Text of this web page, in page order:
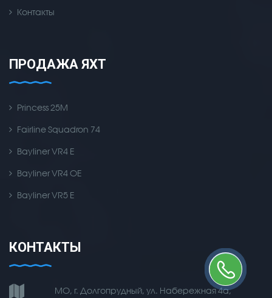
Контакты
ПРОДАЖА ЯХТ
Princess 25M
Fairline Squadron 74
Bayliner VR4 E
Bayliner VR4 OE
Bayliner VR5 E
КОНТАКТЫ
МО, г. Долгопрудный, ул. Набережная 4а,